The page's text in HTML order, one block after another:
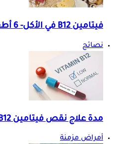
فيتامين B12 في الأكل- 6 أطعمة غنية به أكثر من اللحم البقري
نصائح
مدة علاج نقص فيتامين B12- كم من الوقت يحتاج ليرتفع بالجسم؟
أمراض مزمنة